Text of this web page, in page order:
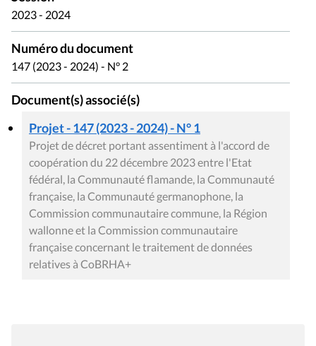
2023 - 2024
Numéro du document
147 (2023 - 2024) - N° 2
Document(s) associé(s)
Projet - 147 (2023 - 2024) - N° 1
Projet de décret portant assentiment à l'accord de
coopération du 22 décembre 2023 entre l'Etat
fédéral, la Communauté flamande, la Communauté
française, la Communauté germanophone, la
Commission communautaire commune, la Région
wallonne et la Commission communautaire
française concernant le traitement de données
relatives à CoBRHA+